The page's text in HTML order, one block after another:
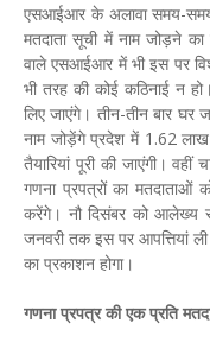
एसआईआर के अलावा समय-समय
मतदाता सूची में नाम जोड़ने
वाले एसआईआर में भी इस पर
भी तरह की कोई कठिनाई न
लिए जाएंगे। तीन-तीन बार घर
नाम जोड़ेंगे प्रदेश में 1.62
तैयारियां पूरी की जाएंगी।
गणना प्रपत्रों का मतदाताओं
करेंगे। नौ दिसंबर को आलेख्य
जनवरी तक इस पर आपत्तियां
का प्रकाशन होगा।
गणना प्रपत्र की एक प्रति